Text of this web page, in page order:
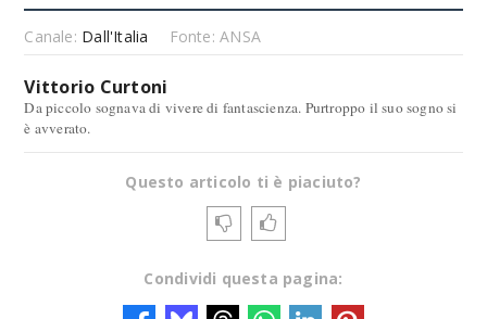
Canale: Dall'Italia Fonte: ANSA
Vittorio Curtoni
Da piccolo sognava di vivere di fantascienza. Purtroppo il suo sogno si
è avverato.
Questo articolo ti è piaciuto?
Condividi questa pagina: